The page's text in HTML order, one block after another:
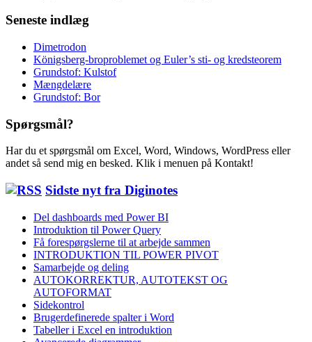
Seneste indlæg
Dimetrodon
Königsberg-broproblemet og Euler’s sti- og kredsteorem
Grundstof: Kulstof
Mængdelære
Grundstof: Bor
Spørgsmål?
Har du et spørgsmål om Excel, Word, Windows, WordPress eller
andet så send mig en besked. Klik i menuen på Kontakt!
Sidste nyt fra Diginotes
Del dashboards med Power BI
Introduktion til Power Query
Få forespørgslerne til at arbejde sammen
INTRODUKTION TIL POWER PIVOT
Samarbejde og deling
AUTOKORREKTUR, AUTOTEKST OG
AUTOFORMAT
Sidekontrol
Brugerdefinerede spalter i Word
Tabeller i Excel en introduktion